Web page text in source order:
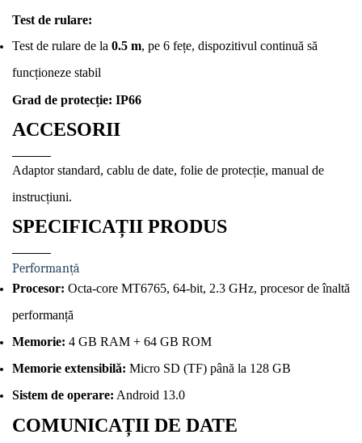
Test de rulare:
Test de rulare de la 0.5 m, pe 6 fețe, dispozitivul continuă să
funcționeze stabil
Grad de protecție: IP66
ACCESORII
Adaptor standard, cablu de date, folie de protecție, manual de
instrucțiuni.
SPECIFICAȚII PRODUS
Performanță
Procesor: Octa-core MT6765, 64-bit, 2.3 GHz, procesor de înaltă
performanță
Memorie: 4 GB RAM + 64 GB ROM
Memorie extensibilă: Micro SD (TF) până la 128 GB
Sistem de operare: Android 13.0
COMUNICAȚII DE DATE